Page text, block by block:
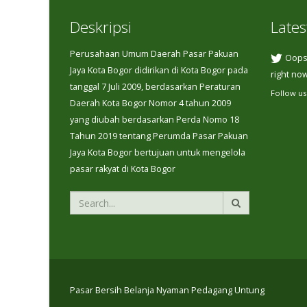
Deskripsi
Perusahaan Umum Daerah Pasar Pakuan
Jaya Kota Bogor didirikan di Kota Bogor pada
tanggal 7 Juli 2009, berdasarkan Peraturan
Daerah Kota Bogor Nomor 4 tahun 2009
yang diubah berdasarkan Perda Nomo 18
Tahun 2019 tentang Perumda Pasar Pakuan
Jaya Kota Bogor bertujuan untuk mengelola
pasar rakyat di Kota Bogor
right
Follow
Pasar Bersih Belanja Nyaman Pedagang Untung